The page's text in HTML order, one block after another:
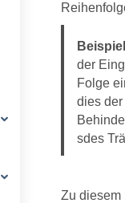
der
Folge
dies
sdes
Zu diesem